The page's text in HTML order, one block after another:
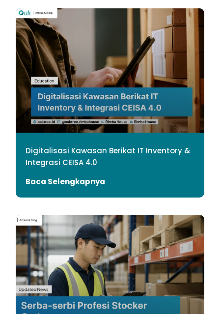
Digitalisasi Kawasan Berikat IT Inventory &
Integrasi CEISA 4.0
Baca Selengkapnya